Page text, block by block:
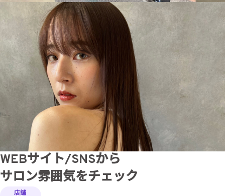
WEBサイト/SNSから
サロン雰囲気をチェック